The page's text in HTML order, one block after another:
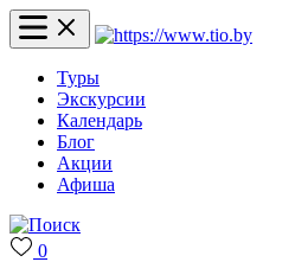
Туры
Экскурсии
Календарь
Блог
Акции
Афиша
0